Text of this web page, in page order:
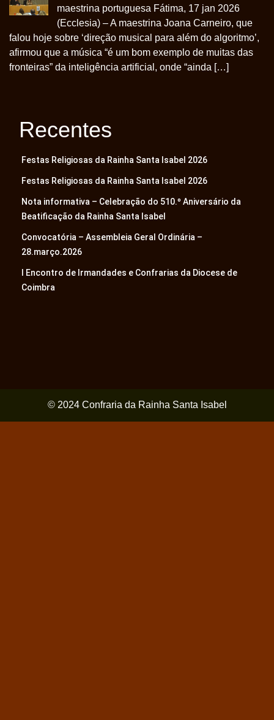
maestrina portuguesa Fátima, 17 jan 2026
(Ecclesia) – A maestrina Joana Carneiro, que
falou hoje sobre ‘direção musical para além do algoritmo’,
afirmou que a música “é um bom exemplo de muitas das
fronteiras” da inteligência artificial, onde “ainda […]
Recentes
Festas Religiosas da Rainha Santa Isabel 2026
Festas Religiosas da Rainha Santa Isabel 2026
Nota informativa – Celebração do 510.º Aniversário da
Beatificação da Rainha Santa Isabel
Convocatória – Assembleia Geral Ordinária –
28.março.2026
I Encontro de Irmandades e Confrarias da Diocese de
Coimbra
© 2024 Confraria da Rainha Santa Isabel